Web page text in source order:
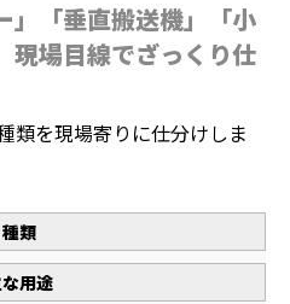
」「垂直搬送機」「小
現場目線でざっくり仕
類を現場寄りに仕分けしま
種類
用途